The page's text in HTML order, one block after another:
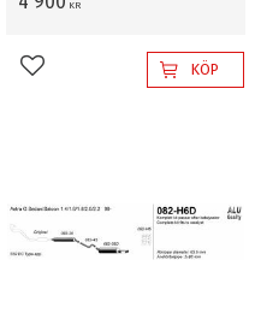
KR
Lägg till i favoriterKÖP